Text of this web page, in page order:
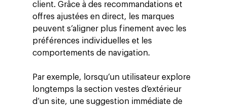
client. Grâce à des recommandations et
offres ajustées en direct, les marques
peuvent s’aligner plus finement avec les
préférences individuelles et les
comportements de navigation.
Par exemple, lorsqu’un utilisateur explore
longtemps la section vestes d’extérieur
d’un site, une suggestion immédiate de